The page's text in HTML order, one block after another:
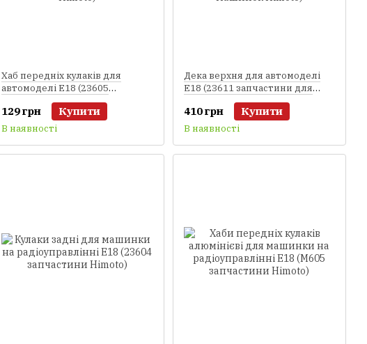
Хаб передніх кулаків для
автомоделі E18 (23605
запчастини для
радіокерованих моделей
Himoto)
129 грн Купити
В наявності
Дека верхня для автомоделі
E18 (23611 запчастини для
радіокерованих моделей
машинок Himoto)
410 грн Купити
В наявності